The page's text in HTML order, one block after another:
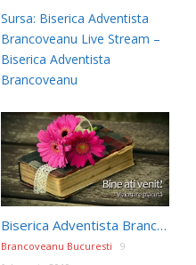
Sursa: Biserica Adventista
Brancoveanu Live Stream –
Biserica Adventista
Brancoveanu
Biserica Adventista Brancoveanu Live Stream
Brancoveanu Bucuresti
9